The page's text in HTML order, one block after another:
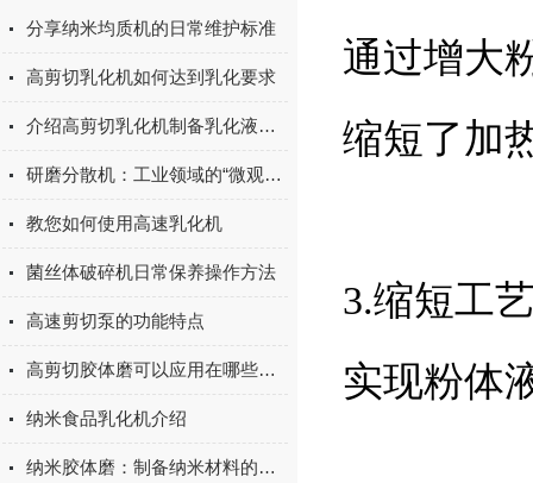
分享纳米均质机的日常维护标准
高剪切乳化机如何达到乳化要求
介绍高剪切乳化机制备乳化液的方法
研磨分散机：工业领域的“微观加工大师”
教您如何使用高速乳化机
菌丝体破碎机日常保养操作方法
高速剪切泵的功能特点
高剪切胶体磨可以应用在哪些方面
纳米食品乳化机介绍
纳米胶体磨：制备纳米材料的新方法
通过增大
缩短了加
3.缩短工
实现粉体